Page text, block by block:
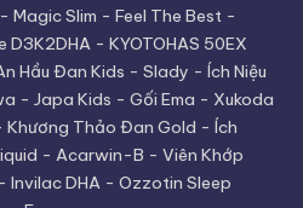
- Magic Slim - Feel The Best -
D3K2DHA - KYOTOHAS 50EX
Hầu Đan Kids - Slady - Ích Niệu
- Japa Kids - Gối Ema - Xukoda
Khương Thảo Đan Gold - Ích
- Acarwin-B - Viên Khớp
- Invilac DHA - Ozzotin Sleep